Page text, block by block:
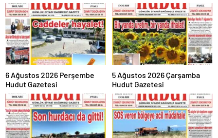
6 Ağustos 2026 Perşembe
Hudut Gazetesi
5 Ağustos 2026 Çarşamba
Hudut Gazetesi